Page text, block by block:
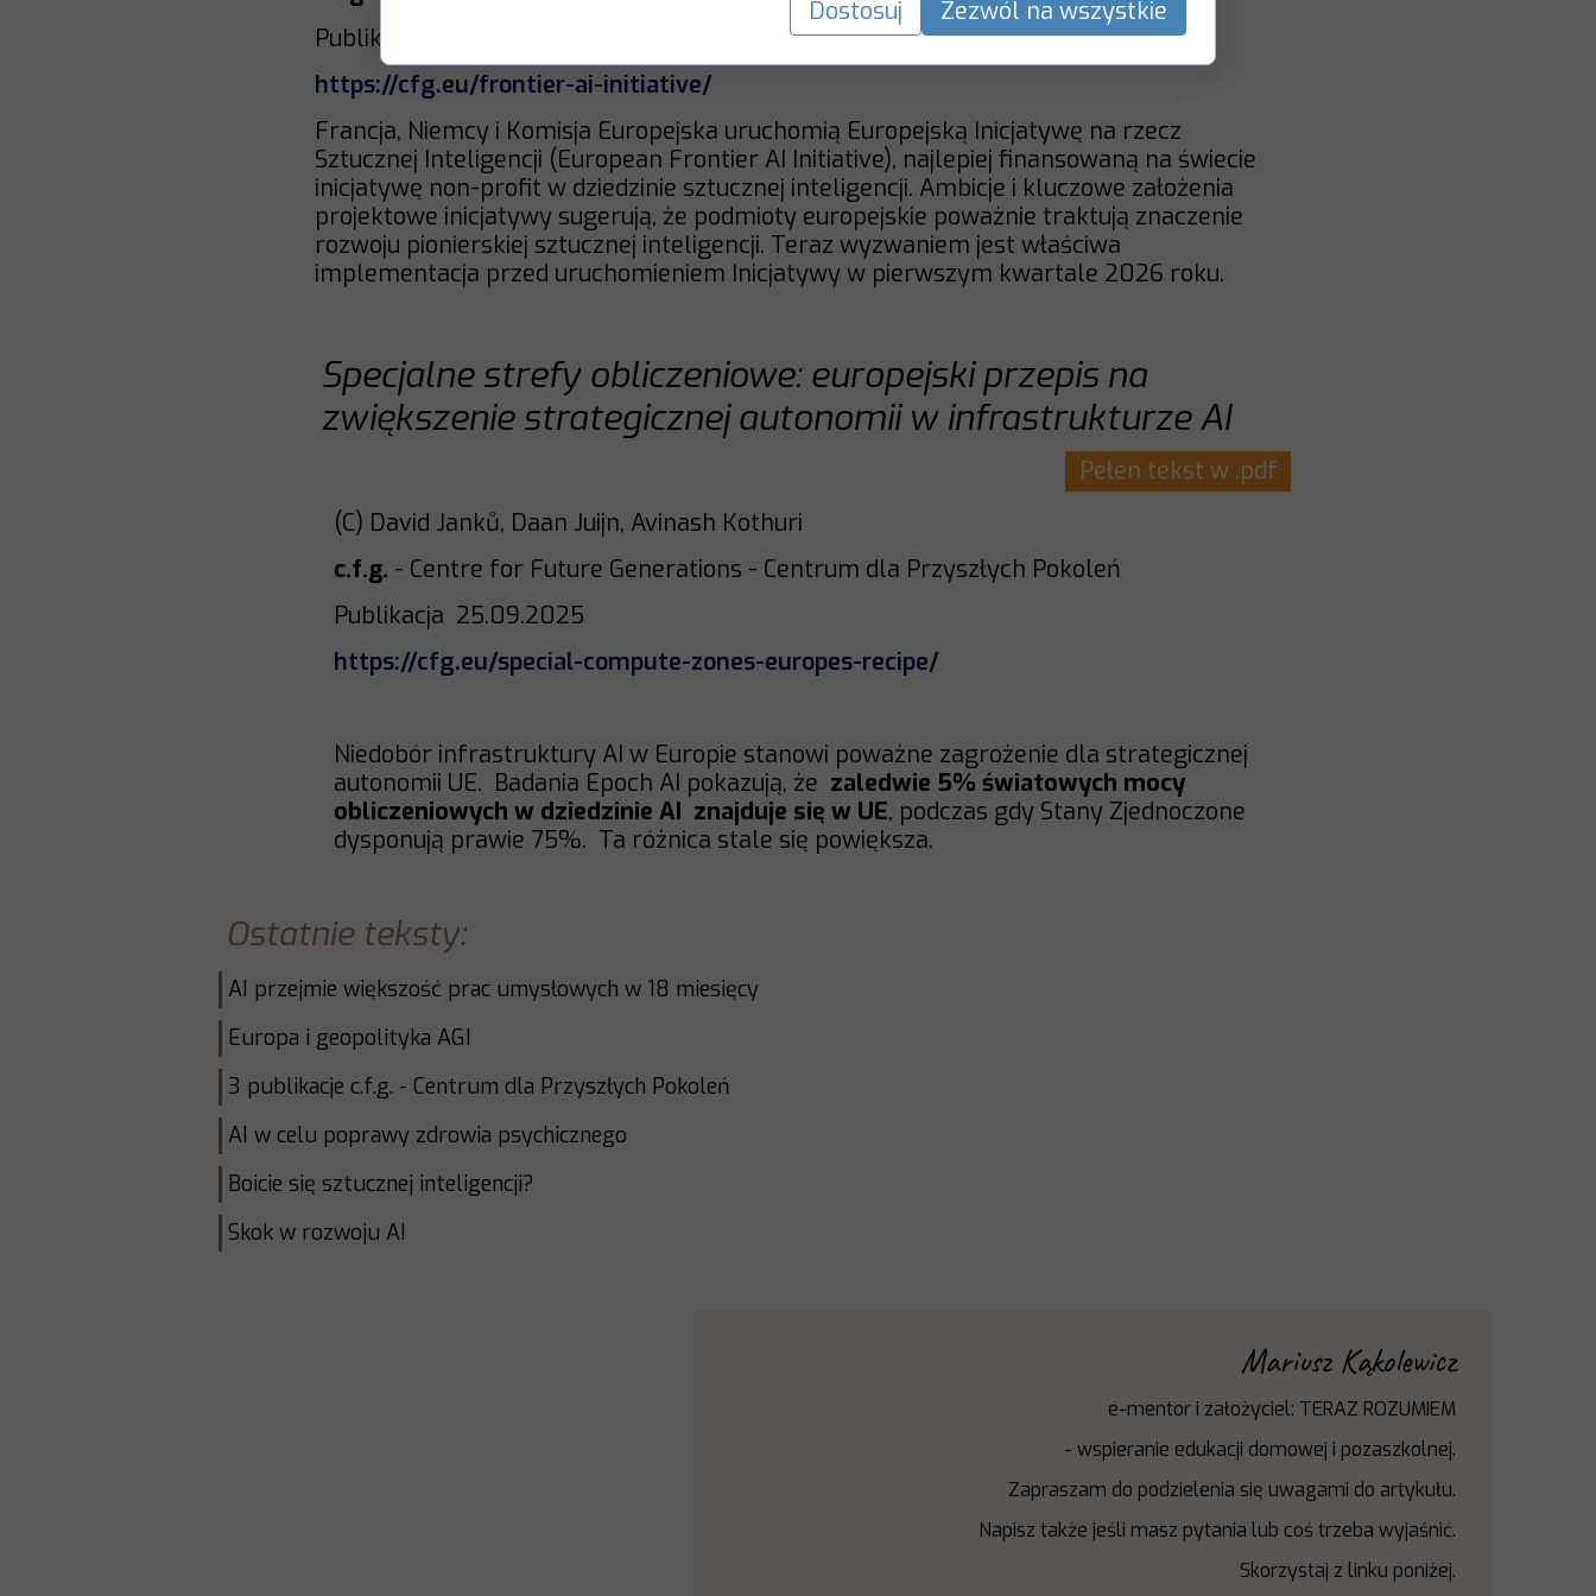
Publikacja
https://cfg.eu/frontier-ai-initiative/
Francja, Niemcy i Komisja Europejska uruchomią Europejską Inicjatywę na rzecz
Sztucznej Inteligencji (European Frontier AI Initiative), najlepiej finansowaną na świecie
inicjatywę non-profit w dziedzinie sztucznej inteligencji. Ambicje i kluczowe założenia
projektowe inicjatywy sugerują, że podmioty europejskie poważnie traktują znaczenie
rozwoju pionierskiej sztucznej inteligencji. Teraz wyzwaniem jest właściwa
implementacja przed uruchomieniem Inicjatywy w pierwszym kwartale 2026 roku.
Specjalne strefy obliczeniowe: europejski przepis na
zwiększenie strategicznej autonomii w infrastrukturze AI
Pełen tekst w .pdf
(C) David Janků, Daan Juijn, Avinash Kothuri
c.f.g. - Centre for Future Generations - Centrum dla Przyszłych Pokoleń
Publikacja 25.09.2025
https://cfg.eu/special-compute-zones-europes-recipe/
Niedobór infrastruktury AI w Europie stanowi poważne zagrożenie dla strategicznej
autonomii UE. Badania Epoch AI pokazują, że zaledwie 5% światowych mocy
obliczeniowych w dziedzinie AI znajduje się w UE, podczas gdy Stany Zjednoczone
dysponują prawie 75%. Ta różnica stale się powiększa.
Ostatnie teksty:
AI przejmie większość prac umysłowych w 18 miesięcy
Europa i geopolityka AGI
3 publikacje c.f.g. - Centrum dla Przyszłych Pokoleń
AI w celu poprawy zdrowia psychicznego
Boicie się sztucznej inteligencji?
Skok w rozwoju AI
Mariusz Kąkolewicz
e-mentor i założyciel: TERAZ ROZUMIEM
- wspieranie edukacji domowej i pozaszkolnej.
Zapraszam do podzielenia się uwagami do artykułu.
Napisz także jeśli masz pytania lub coś trzeba wyjaśnić.
Skorzystaj z linku poniżej.
Dostosuj Zezwól na wszystkie